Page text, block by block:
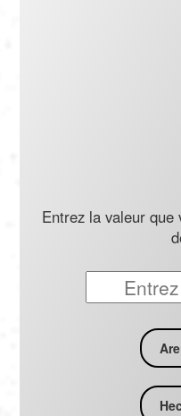
Entrez la valeur que